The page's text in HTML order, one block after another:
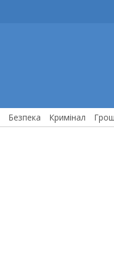
Безпека Кримінал